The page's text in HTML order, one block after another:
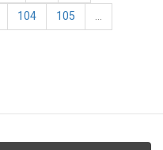
104 105
…